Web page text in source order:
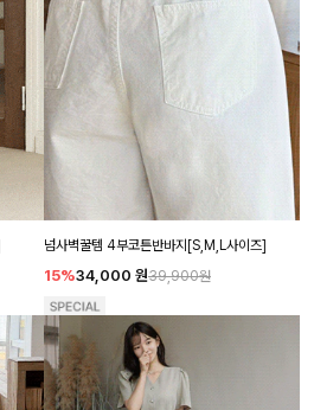
넘사벽꿀템 4부코튼반바지[S,M,L사이즈]
15%34,000 원39,900원